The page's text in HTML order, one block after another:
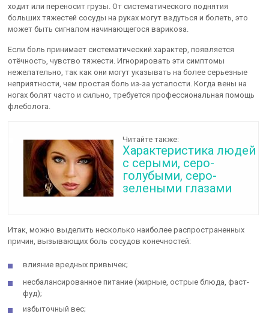
ходит или переносит грузы. От систематического поднятия
больших тяжестей сосуды на руках могут вздуться и болеть, это
может быть сигналом начинающегося варикоза.
Если боль принимает систематический характер, появляется
отёчность, чувство тяжести. Игнорировать эти симптомы
нежелательно, так как они могут указывать на более серьезные
неприятности, чем простая боль из-за усталости. Когда вены на
ногах болят часто и сильно, требуется профессиональная помощь
флеболога.
Читайте также:
Характеристика людей
с серыми, серо-
голубыми, серо-
зелеными глазами
Итак, можно выделить несколько наиболее распространенных
причин, вызывающих боль сосудов конечностей:
влияние вредных привычек;
несбалансированное питание (жирные, острые блюда, фаст-
фуд);
избыточный вес;